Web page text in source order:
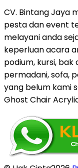
CV. Bintang Jaya
pesta dan event
melayani anda
keperluan acara
podium, kursi,
permadani, sofa,
yang belum kami
Ghost Chair